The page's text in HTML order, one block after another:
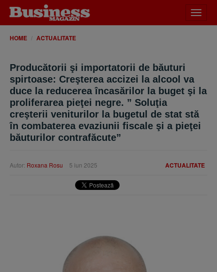
meniu
HOME ACTUALITATE
Producătorii şi importatorii de băuturi
spirtoase: Creşterea accizei la alcool va
duce la reducerea încasărilor la buget şi la
proliferarea pieţei negre. ” Soluţia
creşterii veniturilor la bugetul de stat stă
în combaterea evaziunii fiscale şi a pieţei
băuturilor contrafăcute”
ACTUALITATE
Autor: Roxana Rosu 5 iun 2025